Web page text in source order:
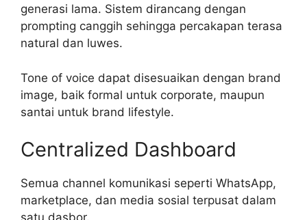
generasi lama. Sistem dirancang dengan
prompting canggih sehingga percakapan terasa
natural dan luwes.
Tone of voice dapat disesuaikan dengan brand
image, baik formal untuk corporate, maupun
santai untuk brand lifestyle.
Centralized Dashboard
Semua channel komunikasi seperti WhatsApp,
marketplace, dan media sosial terpusat dalam